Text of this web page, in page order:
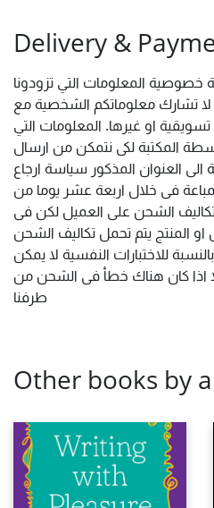
Delivery &
خصوصية المعلومات التي تزودونا
لا تشارك معلوماتكم الشخصية مع
او غيرها. المعلومات التي
المكتبة لكى نتمكن من ارسال
العنوان المذكور سياسة ارجاع
فى خلال اربعة عشر يوما من
الشحن على العميل لكن فى
المنتج يتم تحمل تكاليف الشحن
للاختبارات النفسية لا يمكن
اذا كان هناك خطأ فى الشحن من
طرفنا
Other books by